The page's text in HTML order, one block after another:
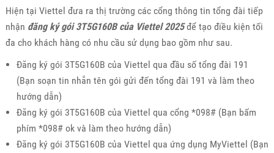
Hiện tại Viettel đưa ra thị trường các cổng thông tin tổng đài tiếp
nhận đăng ký gói 3T5G160B của Viettel 2025để tạo điều kiện tối
đa cho khách hàng có nhu cầu sử dụng bao gồm như sau.
Đăng ký gói 3T5G160B của Viettel qua đầu số tổng đài 191
(Bạn soạn tin nhắn tên gói gửi đến tổng đài 191 và làm theo
hướng dẫn)
Đăng ký gói 3T5G160B của Viettel qua cổng *098# (Bạn bấm
phím *098# ok và làm theo hướng dẫn)
Đăng ký gói 3T5G160B của Viettel qua ứng dụng MyViettel (Bạn